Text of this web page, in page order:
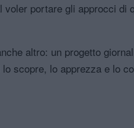
portare gli approcci di
altro: un progetto
scopre, lo apprezza e lo